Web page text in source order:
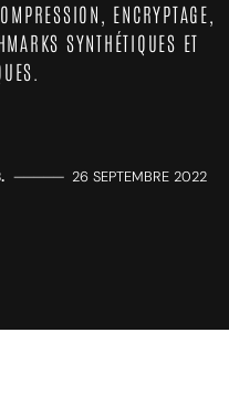
ENCRYPTAGE,
SYNTHÉTIQUES ET
————— 26 SEPTEMBRE 2022